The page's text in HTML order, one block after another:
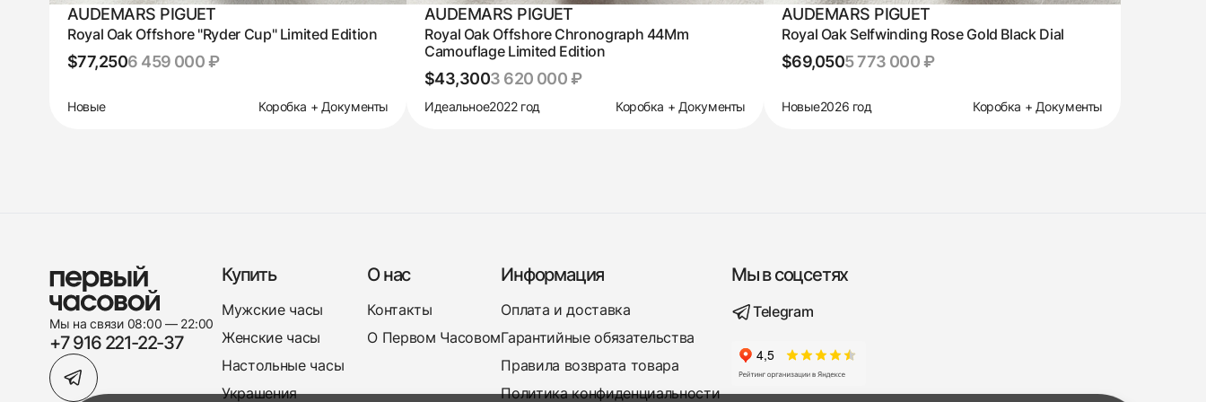
AUDEMARS PIGUET
Royal Oak Offshore "Ryder Cup" Limited Edition
$77,2506 459 000 ₽
Новые Коробка + Документы
AUDEMARS PIGUET
Royal Oak Offshore Chronograph 44Mm
Camouflage Limited Edition
$43,3003 620 000 ₽
Идеальное2022 год Коробка + Документы
AUDEMARS PIGUET
Royal Oak Selfwinding Rose Gold Black Dial
$69,0505 773 000 ₽
Новые2026 год Коробка + Документы
Мы на связи 08:00 — 22:00
+7 916 221-22-37
Купить
Мужские часы
Женские часы
Настольные часы
Украшения
О нас
Контакты
О Первом Часовом
Информация
Оплата и доставка
Гарантийные обязательства
Правила возврата товара
Политика конфиденциальности
Мы в соцсетях
Telegram